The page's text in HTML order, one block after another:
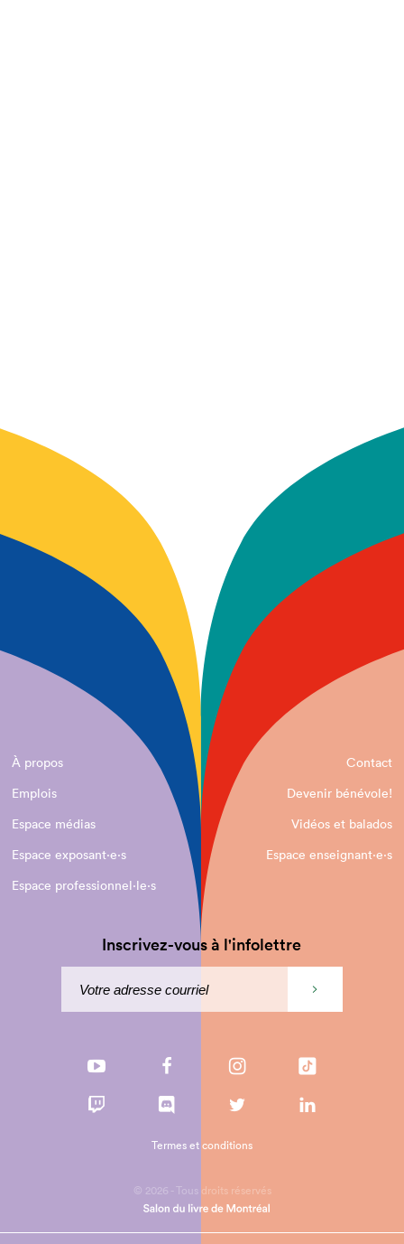
À propos
Contact
Emplois
Devenir bénévole!
Espace médias
Vidéos et balados
Espace exposant·e⋅s
Espace enseignant·e⋅s
Espace professionnel·le⋅s
Inscrivez-vous à l'infolettre
© 2026 - Tous droits réservés
Termes et conditions